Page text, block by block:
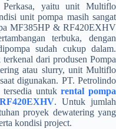
yaitu unit Multiflo
unit pompa masih sangat
MF385HP & RF420EXHV
terbuka, dengan
sudah cukup dalam.
dari produsen Pompa
atau slurry, unit Multiflo
digunakan. PT. Petrolindo
tersedia untukrental pompa
. Untuk jumlah
proyek dewatering yang
kondisi project.